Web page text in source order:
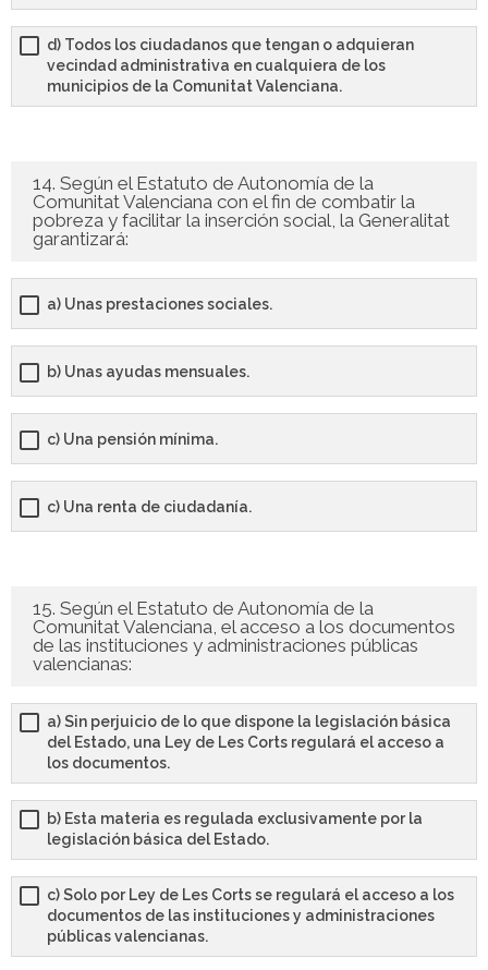
d) Todos los ciudadanos que tengan o adquieran
vecindad administrativa en cualquiera de los
municipios de la Comunitat Valenciana.
14. Según el Estatuto de Autonomía de la
Comunitat Valenciana con el fin de combatir la
pobreza y facilitar la inserción social, la Generalitat
garantizará:
a) Unas prestaciones sociales.
b) Unas ayudas mensuales.
c) Una pensión mínima.
c) Una renta de ciudadanía.
15. Según el Estatuto de Autonomía de la
Comunitat Valenciana, el acceso a los documentos
de las instituciones y administraciones públicas
valencianas:
a) Sin perjuicio de lo que dispone la legislación básica
del Estado, una Ley de Les Corts regulará el acceso a
los documentos.
b) Esta materia es regulada exclusivamente por la
legislación básica del Estado.
c) Solo por Ley de Les Corts se regulará el acceso a los
documentos de las instituciones y administraciones
públicas valencianas.